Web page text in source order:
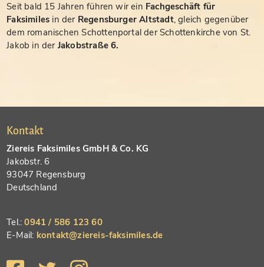
Seit bald 15 Jahren führen wir ein Fachgeschäft für
Faksimiles in der Regensburger Altstadt, gleich gegenüber
dem romanischen Schottenportal der Schottenkirche von St.
Jakob in der Jakobstraße 6.
Kontakt
Ziereis Faksimiles GmbH & Co. KG
Jakobstr. 6
93047 Regensburg
Deutschland
Tel.:0941 / 586 123 60
E-Mail: kontakt@ziereis-faksimiles.de